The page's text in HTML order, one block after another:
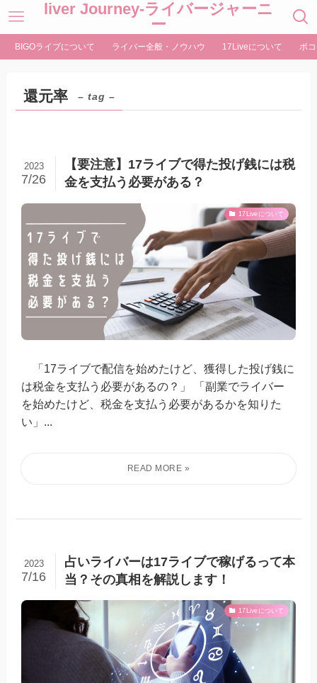
liver Journey-ライバージャーニ
ー
BIGOライブについて ライバー全般・ノウハウ 17Liveについて ポ
還元率 – tag –
【要注意】17ライブで得た投げ銭には税
金を支払う必要がある？
2023
7/26
17Liveについて
「17ライブで配信を始めたけど、獲得した投げ銭に
は税金を支払う必要があるの？」 「副業でライバー
を始めたけど、税金を支払う必要があるかを知りた
い」...
占いライバーは17ライブで稼げるって本
当？その真相を解説します！
2023
7/16
17Liveについて